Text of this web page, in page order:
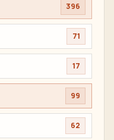
396
71
17
99
62